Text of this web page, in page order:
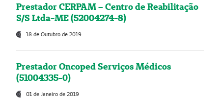
Prestador CERPAM – Centro de Reabilitação
S/S Ltda-ME (52004274-8)
18 de Outubro de 2019
Prestador Oncoped Serviços Médicos
(51004335-0)
01 de Janeiro de 2019